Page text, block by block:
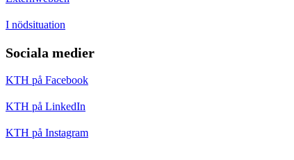
I nödsituation
Sociala medier
KTH på Facebook
KTH på LinkedIn
KTH på Instagram